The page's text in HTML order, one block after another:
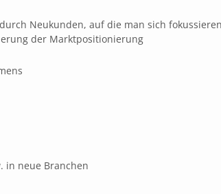
Neukunden, auf die man sich
der Marktpositionierung
in neue Branchen